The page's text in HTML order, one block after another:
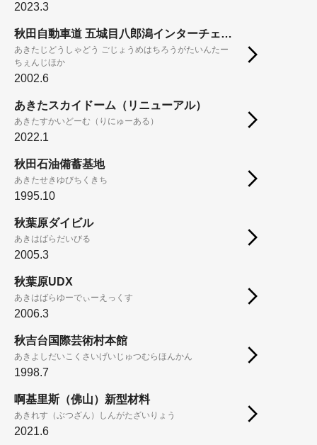
2023.3
秋田自動車道 五城目八郎潟インターチェンジ他
あきたじどうしゃどう ごじょうめはちろうがたいんたー
ちぇんじほか
2002.6
あきたスカイドーム（リニューアル）
あきたすかいどーむ（りにゅーある）
2022.1
秋田石油備蓄基地
あきたせきゆびちくきち
1995.10
秋葉原ダイビル
あきはばらだいびる
2005.3
秋葉原UDX
あきはばらゆーでぃーえっくす
2006.3
秋吉台国際芸術村本館
あきよしだいこくさいげいじゅつむらほんかん
1998.7
啊基里斯（佛山）新型材料
あきれす（ぶつざん）しんがたざいりょう
2021.6